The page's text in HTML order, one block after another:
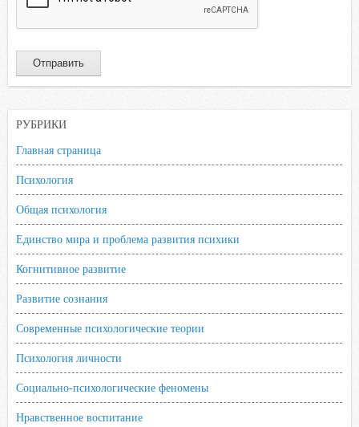
РУБРИКИ
Главная страница
Психология
Общая психология
Единство мира и проблема развития психики
Когнитивное развитие
Развитие сознания
Современные психологические теории
Психология личности
Социально-психологические феномены
Нравственное воспитание